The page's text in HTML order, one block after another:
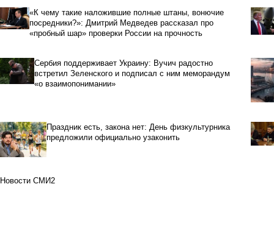
«К чему такие наложившие полные штаны, вонючие
посредники?»: Дмитрий Медведев рассказал про
«пробный шар» проверки России на прочность
Сербия поддерживает Украину: Вучич радостно
встретил Зеленского и подписал с ним меморандум
«о взаимопонимании»
Праздник есть, закона нет: День физкультурника
предложили официально узаконить
Новости СМИ2